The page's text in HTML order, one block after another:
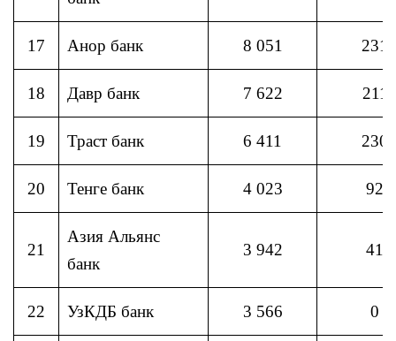
17 Анор банк 8 051 231
18 Давр банк 7 622 211
19 Траст банк 6 411 230
20 Тенге банк 4 023 92
21
Азия Альянс
банк
3 942 41
22 УзКДБ банк 3 566 0